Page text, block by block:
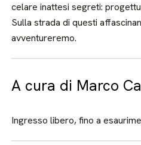
celare inattesi segreti:
Sulla strada di questi
avventureremo.
A cura di Marco
Ingresso libero, fino a